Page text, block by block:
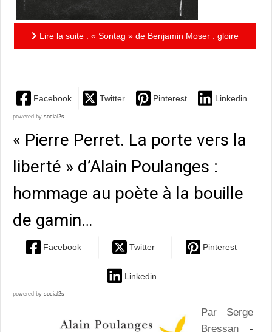
Lire la suite : « Sontag » de Benjamin Moser : gloire
Facebook Twitter Pinterest Linkedin
powered by social2s
« Pierre Perret. La porte vers la
liberté » d’Alain Poulanges :
hommage au poète à la bouille
de gamin…
Facebook Twitter Pinterest
Linkedin
powered by social2s
Par Serge
Bressan -